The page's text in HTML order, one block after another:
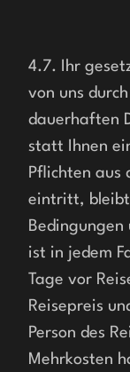
4.7. Ihr
von uns
dauerhaften
statt Ihnen
Pflichten aus
eintritt, bleibt
Bedingungen
ist in jedem
Tage vor
Reisepreis
Person des
Mehrkosten